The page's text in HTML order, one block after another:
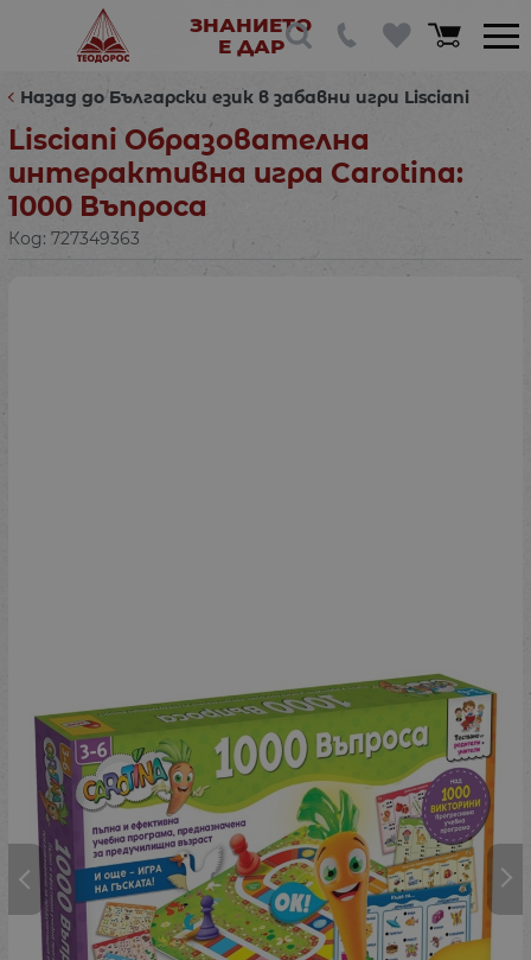
ЗНАНИЕТО
Е ДАР
Назад до Български език в забавни игри Lisciani
Lisciani Образователна
интерактивна игра Carotina:
1000 Въпроса
Код: 727349363